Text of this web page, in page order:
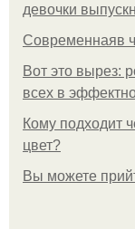
девочки
Современнаяв
Вот это вырез:
всех в
Кому подходит
цвет?
Вы можете